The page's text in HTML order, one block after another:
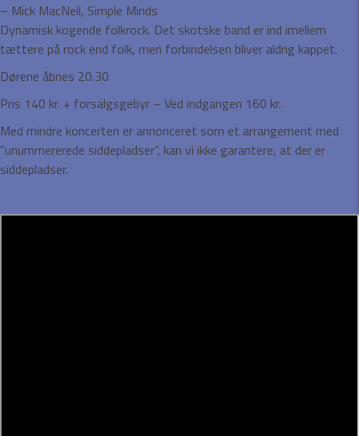
– Mick MacNeil, Simple Minds
Dynamisk kogende folkrock. Det skotske band er ind imellem
tættere på rock end folk, men forbindelsen bliver aldrig kappet.
Dørene åbnes 20.30
Pris 140 kr. + forsalgsgebyr – Ved indgangen 160 kr.
Med mindre koncerten er annonceret som et arrangement med
”unummererede siddepladser”, kan vi ikke garantere, at der er
siddepladser.